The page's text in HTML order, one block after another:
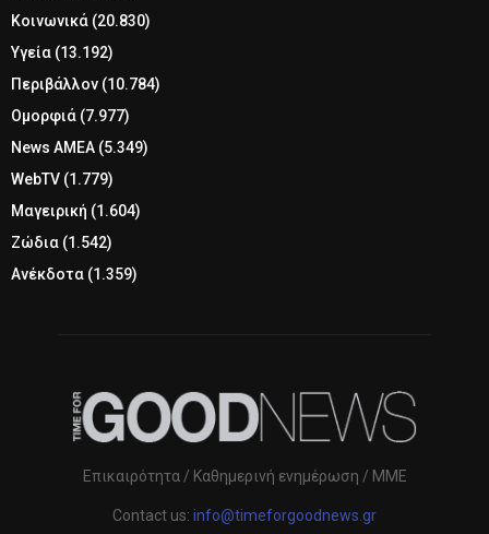
Κοινωνικά (20.830)
Υγεία (13.192)
Περιβάλλον (10.784)
Ομορφιά (7.977)
News ΑΜΕΑ (5.349)
WebTV (1.779)
Μαγειρική (1.604)
Ζώδια (1.542)
Ανέκδοτα (1.359)
Επικαιρότητα / Καθημερινή ενημέρωση / ΜΜΕ
Contact us: info@timeforgoodnews.gr